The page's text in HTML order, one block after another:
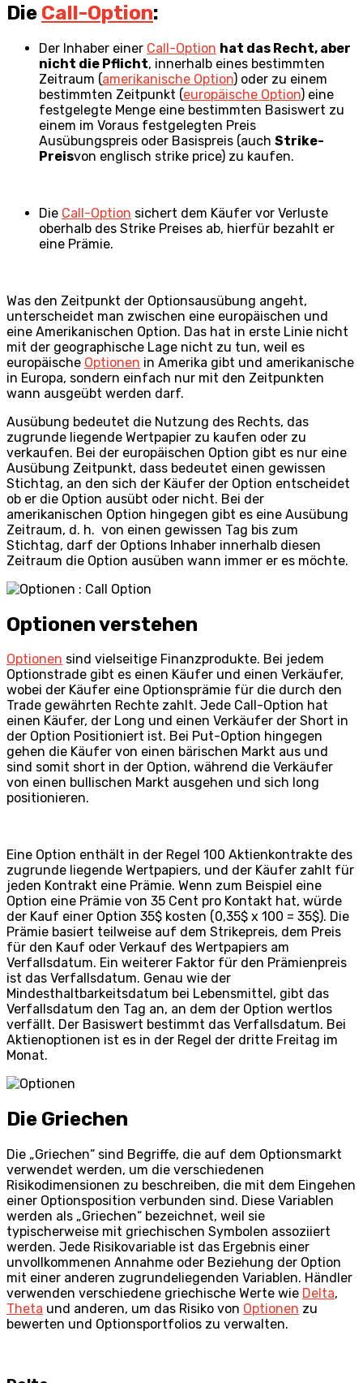
Die Call-Option:
Der Inhaber einer Call-Option hat das Recht, aber
nicht die Pflicht, innerhalb eines bestimmten
Zeitraum (amerikanische Option) oder zu einem
bestimmten Zeitpunkt (europäische Option) eine
festgelegte Menge eine bestimmten Basiswert zu
einem im Voraus festgelegten Preis
Ausübungspreis oder Basispreis (auch Strike-
Preisvon englisch strike price) zu kaufen.
Die Call-Option sichert dem Käufer vor Verluste
oberhalb des Strike Preises ab, hierfür bezahlt er
eine Prämie.
Was den Zeitpunkt der Optionsausübung angeht,
unterscheidet man zwischen eine europäischen und
eine Amerikanischen Option. Das hat in erste Linie nicht
mit der geographische Lage nicht zu tun, weil es
europäische Optionen in Amerika gibt und amerikanische
in Europa, sondern einfach nur mit den Zeitpunkten
wann ausgeübt werden darf.
Ausübung bedeutet die Nutzung des Rechts, das
zugrunde liegende Wertpapier zu kaufen oder zu
verkaufen. Bei der europäischen Option gibt es nur eine
Ausübung Zeitpunkt, dass bedeutet einen gewissen
Stichtag, an den sich der Käufer der Option entscheidet
ob er die Option ausübt oder nicht. Bei der
amerikanischen Option hingegen gibt es eine Ausübung
Zeitraum, d. h. von einen gewissen Tag bis zum
Stichtag, darf der Options Inhaber innerhalb diesen
Zeitraum die Option ausüben wann immer er es möchte.
Optionen verstehen
Optionen sind vielseitige Finanzprodukte. Bei jedem
Optionstrade gibt es einen Käufer und einen Verkäufer,
wobei der Käufer eine Optionsprämie für die durch den
Trade gewährten Rechte zahlt. Jede Call-Option hat
einen Käufer, der Long und einen Verkäufer der Short in
der Option Positioniert ist. Bei Put-Option hingegen
gehen die Käufer von einen bärischen Markt aus und
sind somit short in der Option, während die Verkäufer
von einen bullischen Markt ausgehen und sich long
positionieren.
Eine Option enthält in der Regel 100 Aktienkontrakte des
zugrunde liegende Wertpapiers, und der Käufer zahlt für
jeden Kontrakt eine Prämie. Wenn zum Beispiel eine
Option eine Prämie von 35 Cent pro Kontakt hat, würde
der Kauf einer Option 35$ kosten (0,35$ x 100 = 35$). Die
Prämie basiert teilweise auf dem Strikepreis, dem Preis
für den Kauf oder Verkauf des Wertpapiers am
Verfallsdatum. Ein weiterer Faktor für den Prämienpreis
ist das Verfallsdatum. Genau wie der
Mindesthaltbarkeitsdatum bei Lebensmittel, gibt das
Verfallsdatum den Tag an, an dem der Option wertlos
verfällt. Der Basiswert bestimmt das Verfallsdatum. Bei
Aktienoptionen ist es in der Regel der dritte Freitag im
Monat.
Die Griechen
Die „Griechen“ sind Begriffe, die auf dem Optionsmarkt
verwendet werden, um die verschiedenen
Risikodimensionen zu beschreiben, die mit dem Eingehen
einer Optionsposition verbunden sind. Diese Variablen
werden als „Griechen“ bezeichnet, weil sie
typischerweise mit griechischen Symbolen assoziiert
werden. Jede Risikovariable ist das Ergebnis einer
unvollkommenen Annahme oder Beziehung der Option
mit einer anderen zugrundeliegenden Variablen. Händler
verwenden verschiedene griechische Werte wie Delta,
Theta und anderen, um das Risiko von Optionen zu
bewerten und Optionsportfolios zu verwalten.